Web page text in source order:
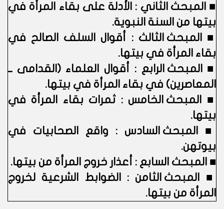
■ المبحث الثاني : الأدلة على بقاء المرأة في
بيتها من السنة النبوية.
■
المبحث الثالث : أقوال السلف الصالح في
بقاء المرأة في بيتها.
■
المبحث الرابع : أقوال العلماء (القدامى ــ
المعاصرين) في بقاء المرأة في بيتها.
■
المبحث الخامس : ثمرات بقاء المرأة في
بيتها.
■
المبحث السادس : واقع الصحابيات في
بيوتهن.
■ المبحث السابع : أعذار خروج المرأة من بيتها.
■
المبحث الثامن : الضوابط الشرعية لخروج
المرأة من بيتها.